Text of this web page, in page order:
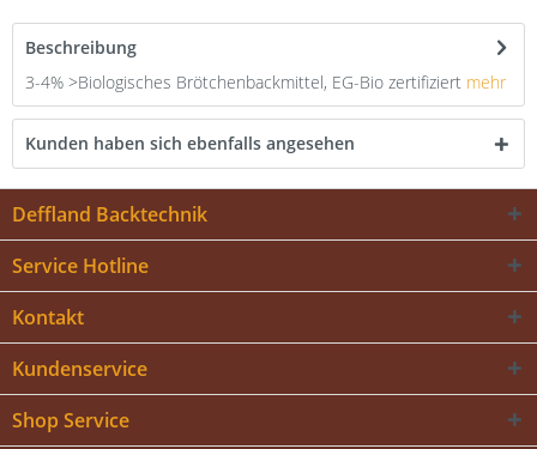
Beschreibung
3-4% >Biologisches Brötchenbackmittel, EG-Bio zertifiziert mehr
Kunden haben sich ebenfalls angesehen
Deffland Backtechnik
Service Hotline
Kontakt
Kundenservice
Shop Service